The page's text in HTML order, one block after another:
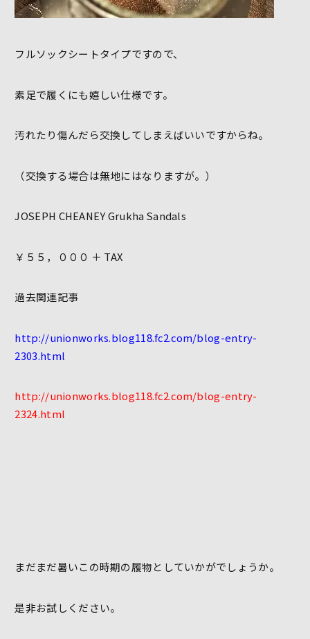
フルソックシートタイプですので、
素足で履くにも嬉しい仕様です。
汚れたり傷んだら交換してしまえばいいですからね。
（交換する場合は無地にはなりますが。）
JOSEPH CHEANEY Grukha Sandals
￥５５，０００ ＋ TAX
過去関連記事
http://unionworks.blog118.fc2.com/blog-entry-
2303.html
http://unionworks.blog118.fc2.com/blog-entry-
2324.html
まだまだ暑いこの時期の履物としていかがでしょうか。
是非お試しください。